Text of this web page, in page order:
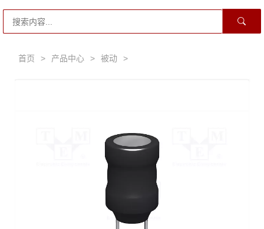
首页 > 产品中心 > 被动 >